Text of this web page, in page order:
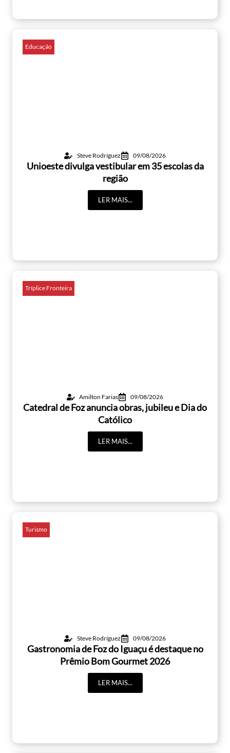
Educação
Steve Rodríguez 09/08/2026
Unioeste divulga vestibular em 35 escolas da
região
LER MAIS...
Tríplice Fronteira
Amilton Farias 09/08/2026
Catedral de Foz anuncia obras, jubileu e Dia do
Católico
LER MAIS...
Turismo
Steve Rodríguez 09/08/2026
Gastronomia de Foz do Iguaçu é destaque no
Prêmio Bom Gourmet 2026
LER MAIS...